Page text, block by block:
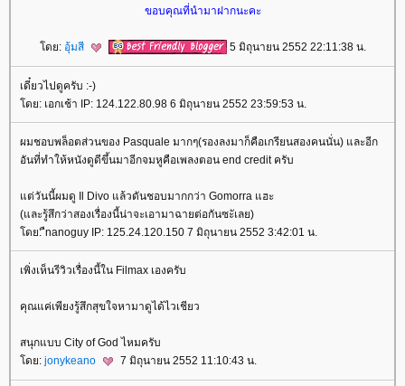
ขอบคุณที่นำมาฝากนะคะ
ดย: อุ้มสี 5 มิถุนายน 2552 22:11:38 น.
เดี๋ยวไปดูครับ :-)
ดย: เอกเช้า IP: 124.122.80.98 6 มิถุนายน 2552 23:59:53 น.
ผมชอบพล็อตส่วนของ Pasquale มากๆ(รองลงมาก็คือเกรียนสองคนนั่น) และอีก
อันที่ทำให้หนังดูดีขึ้นมาอีกจมหูคือเพลงตอน end credit ครับ
ต่วันนี้ผมดู Il Divo แล้วดันชอบมากกว่า Gomorra แฮะ
(และรู้สึกว่าสองเรื่องนี้น่าจะเอามาฉายต่อกันซะัเลย)
ดย: ืnanoguy IP: 125.24.120.150 7 มิถุนายน 2552 3:42:01 น.
เพิ่งเห็นรีวิวเรื่องนี้ใน Filmax เองครับ
คุณแค่เพียงรู้สึกสุขใจหามาดูได้ไวเชียว
สนุกแบบ City of God ไหมครับ
ดย: jonykeano 7 มิถุนายน 2552 11:10:43 น.